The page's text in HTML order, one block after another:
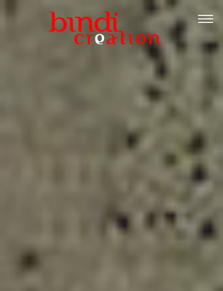
Accueil
Les formations
Catalogue PDF
Logiciels Libres
Infos pratiques